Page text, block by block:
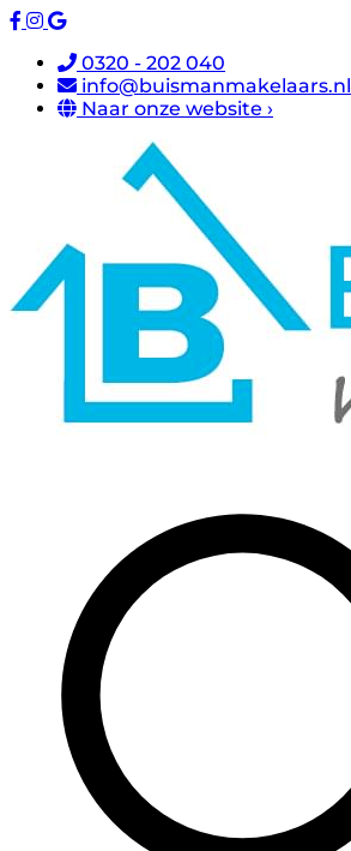
0320 - 202 040
info@buismanmakelaars.nl
Naar onze website ›